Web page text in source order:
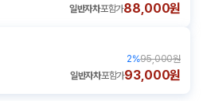
일반자차포함가88,000원
2%95,000원
일반자차포함가93,000원